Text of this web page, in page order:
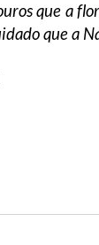
que a
que a